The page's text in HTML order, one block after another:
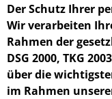
Der Schutz Ihrer
Wir verarbeiten
Rahmen der
DSG 2000, TKG
über die
im Rahmen